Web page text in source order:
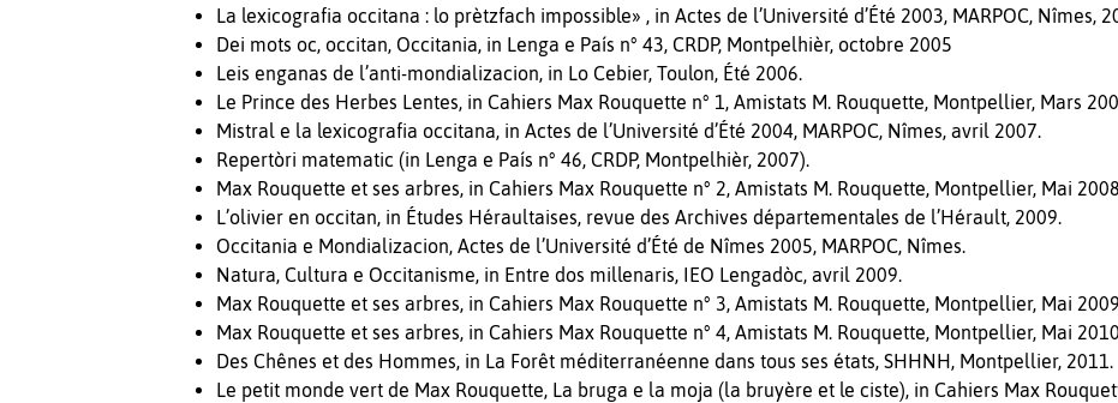
La lexicografia occitana : lo prètzfach impossible» , in Actes de l’Université d’Été 2003, MARPOC, Nîmes,
Dei mots oc, occitan, Occitania, in Lenga e País n° 43, CRDP, Montpelhièr, octobre 2005
Leis enganas de l’anti-mondializacion, in Lo Cebier, Toulon, Été 2006.
Le Prince des Herbes Lentes, in Cahiers Max Rouquette n° 1, Amistats M. Rouquette, Montpellier, Mars
Mistral e la lexicografia occitana, in Actes de l’Université d’Été 2004, MARPOC, Nîmes, avril 2007.
Repertòri matematic (in Lenga e País n° 46, CRDP, Montpelhièr, 2007).
Max Rouquette et ses arbres, in Cahiers Max Rouquette n° 2, Amistats M. Rouquette, Montpellier, Mai
L’olivier en occitan, in Études Héraultaises, revue des Archives départementales de l’Hérault, 2009.
Occitania e Mondializacion, Actes de l’Université d’Été de Nîmes 2005, MARPOC, Nîmes.
Natura, Cultura e Occitanisme, in Entre dos millenaris, IEO Lengadòc, avril 2009.
Max Rouquette et ses arbres, in Cahiers Max Rouquette n° 3, Amistats M. Rouquette, Montpellier, Mai
Max Rouquette et ses arbres, in Cahiers Max Rouquette n° 4, Amistats M. Rouquette, Montpellier, Mai
Des Chênes et des Hommes, in La Forêt méditerranéenne dans tous ses états, SHHNH, Montpellier, 2011.
Le petit monde vert de Max Rouquette, La bruga e la moja (la bruyère et le ciste), in Cahiers Max